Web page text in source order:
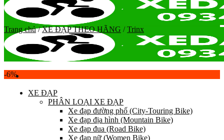
XE ĐẠP
PHÂN LOẠI XE ĐẠP
Xe đạp đường phố (City-Touring Bike)
Xe đạp địa hình (Mountain Bike)
Xe đạp đua (Road Bike)
Xe đạp nữ (Women Bike)
Trang chủ / XE ĐẠP THEO HÃNG / Trinx
-6%